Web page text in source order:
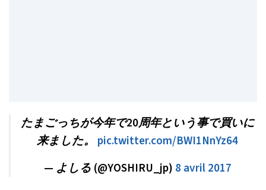
たまごっちが今年で20周年という事で買いに
来ました。 pic.twitter.com/BWI1NnYz64
— よしる (@YOSHIRU_jp) 8 avril 2017